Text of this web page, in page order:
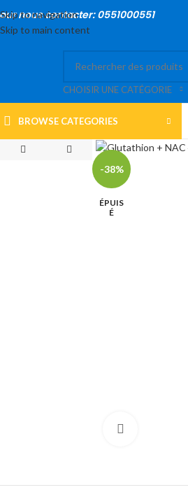
Skip to navigation
Skip to main content
nous contacter: 0551000551
CHOISIR UNE CATÉGORIE
BROWSE CATEGORIES
-38%
ÉPUIS
É